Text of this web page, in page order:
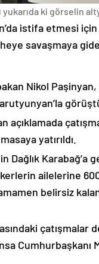
yukarıda ki görselin
istifa etmesi
savaşmaya
Nikol Paşinyan,
açıklamada
yatırıldı.
Dağlık Karabağ’a
ailelerine
belirsiz
çatışmalar